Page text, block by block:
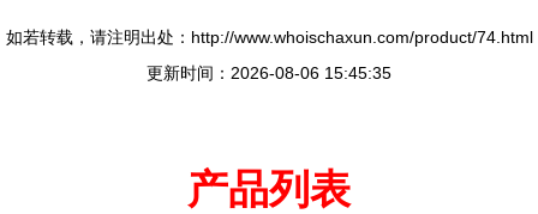
如若转载，请注明出处：http://www.whoischaxun.com/product/74.html
更新时间：2026-08-06 15:45:35
产品列表